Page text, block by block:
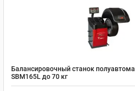
Балансировочный станок
SBM165L до 70 кг